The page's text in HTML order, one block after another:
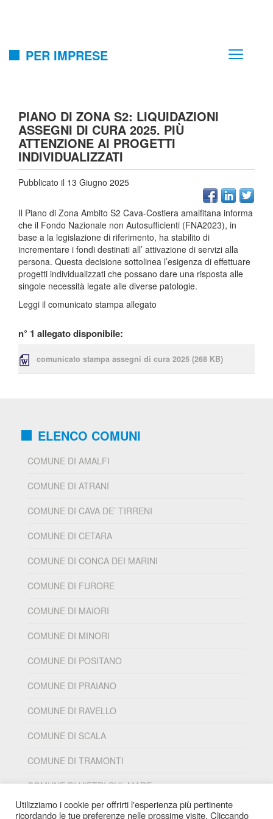
PER IMPRESE
PIANO DI ZONA S2: LIQUIDAZIONI
ASSEGNI DI CURA 2025. PIÙ
ATTENZIONE AI PROGETTI
INDIVIDUALIZZATI
Pubblicato il 13 Giugno 2025
Il Piano di Zona Ambito S2 Cava-Costiera amalfitana informa
che il Fondo Nazionale non Autosufficienti (FNA2023), in
base a la legislazione di riferimento, ha stabilito di
incrementare i fondi destinati all’ attivazione di servizi alla
persona. Questa decisione sottolinea l’esigenza di effettuare
progetti individualizzati che possano dare una risposta alle
singole necessità legate alle diverse patologie.
Leggi il comunicato stampa allegato
n° 1 allegato disponibile:
comunicato stampa assegni di cura 2025 (268 KB)
ELENCO COMUNI
COMUNE DI AMALFI
COMUNE DI ATRANI
COMUNE DI CAVA DE’ TIRRENI
COMUNE DI CETARA
COMUNE DI CONCA DEI MARINI
COMUNE DI FURORE
COMUNE DI MAIORI
COMUNE DI MINORI
COMUNE DI POSITANO
COMUNE DI PRAIANO
COMUNE DI RAVELLO
COMUNE DI SCALA
COMUNE DI TRAMONTI
COMUNE DI VIETRI SUL MARE
Utilizziamo i cookie per offrirti l'esperienza più pertinente
ricordando le tue preferenze nelle prossime visite. Cliccando